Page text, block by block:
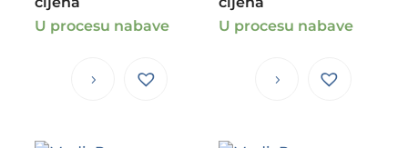
U procesu nabave
U procesu nabave